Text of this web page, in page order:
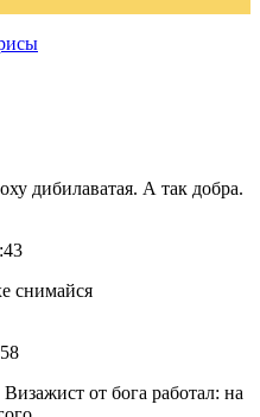
дибилаватая. А так добра.
снимайся
от бога работал: на